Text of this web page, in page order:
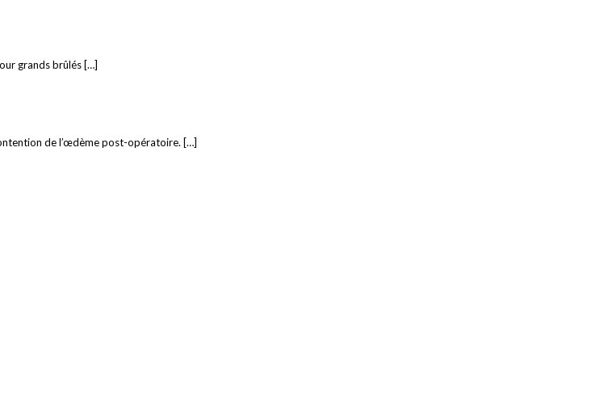
grands brûlés […]
de l’œdème post-opératoire. […]